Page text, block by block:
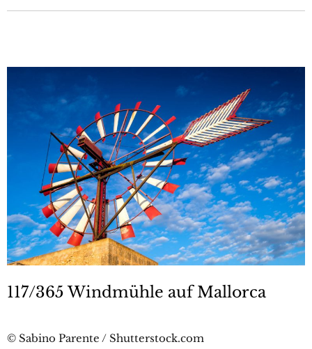
117/365 Windmühle auf Mallorca
© Sabino Parente / Shutterstock.com